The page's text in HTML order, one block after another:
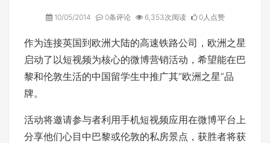
10/05/2014 0条评论 6,353次阅读 0人点赞
作为连接英国到欧洲大陆的高速铁路公司，欧洲之星
启动了以短视频为核心的微博营销活动，希望能在巴
黎和伦敦生活的中国留学生中推广其“欧洲之星”品
牌。
活动将邀请参与者利用手机短视频应用在微博平台上
分享他们心目中巴黎或伦敦的私房景点，获胜者将获